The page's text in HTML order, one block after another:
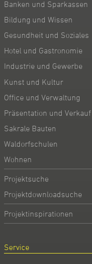
Banken und Sparkassen
Bildung und Wissen
Gesundheit und Soziales
Hotel und Gastronomie
Industrie und Gewerbe
Kunst und Kultur
Office und Verwaltung
Präsentation und Verkauf
Sakrale Bauten
Waldorfschulen
Wohnen
Projektsuche
Projektdownloadsuche
Projektinspirationen
Service